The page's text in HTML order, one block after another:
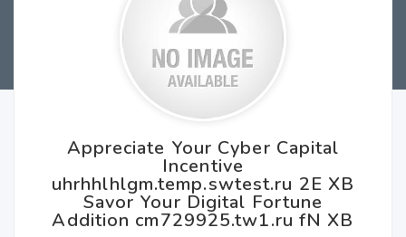
Appreciate Your Cyber Capital
Incentive
uhrhhlhlgm.temp.swtest.ru 2E XB
Savor Your Digital Fortune
Addition cm729925.tw1.ru fN XB